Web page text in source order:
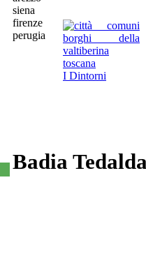
I Dintorni
Badia